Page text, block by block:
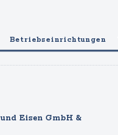
Betriebseinrichtungen
Eisen GmbH &